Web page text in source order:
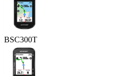
BSC300T